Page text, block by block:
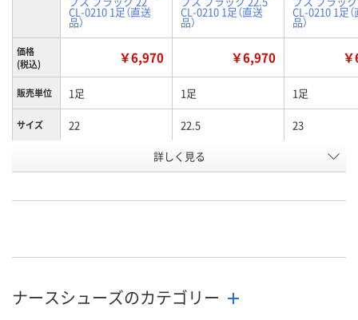
CL-0210 1足（直送
品）
CL-0210 1足（直送
品）
CL-0210 1足
品）
価格
(税込)
￥6,970 ￥6,970
販売単位 1足 1足 1足
サイズ 22 22.5 23
WEE5498 WEE5496
カゴへ カゴへ
詳しく見る
ナースシューズのカテゴリー